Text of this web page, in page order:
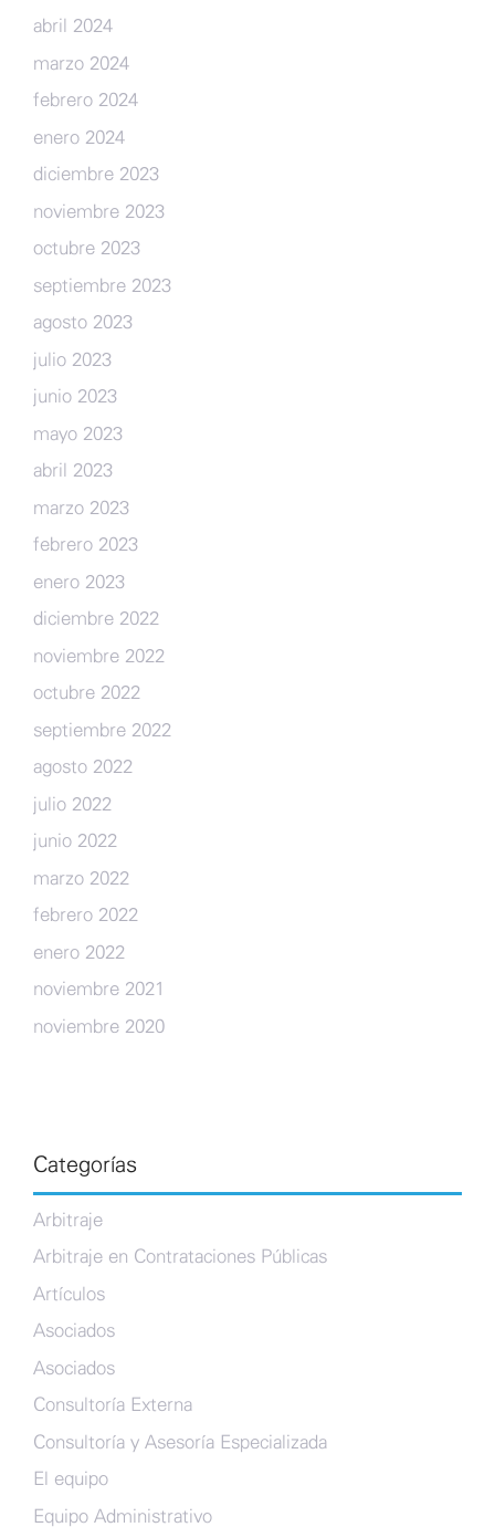
abril 2024
marzo 2024
febrero 2024
enero 2024
diciembre 2023
noviembre 2023
octubre 2023
septiembre 2023
agosto 2023
julio 2023
junio 2023
mayo 2023
abril 2023
marzo 2023
febrero 2023
enero 2023
diciembre 2022
noviembre 2022
octubre 2022
septiembre 2022
agosto 2022
julio 2022
junio 2022
marzo 2022
febrero 2022
enero 2022
noviembre 2021
noviembre 2020
Categorías
Arbitraje
Arbitraje en Contrataciones Públicas
Artículos
Asociados
Asociados
Consultoría Externa
Consultoría y Asesoría Especializada
El equipo
Equipo Administrativo